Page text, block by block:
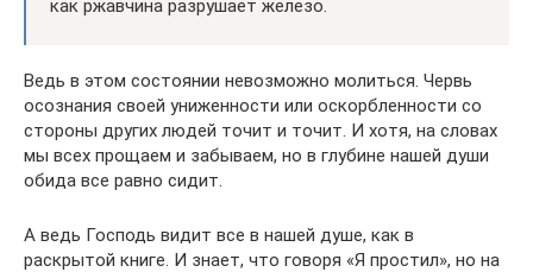
как ржавчина разрушает железо.
Ведь в этом состоянии невозможно молиться. Червь
осознания своей униженности или оскорбленности со
стороны других людей точит и точит. И хотя, на словах
мы всех прощаем и забываем, но в глубине нашей души
обида все равно сидит.
А ведь Господь видит все в нашей душе, как в
раскрытой книге. И знает, что говоря «Я простил», но на